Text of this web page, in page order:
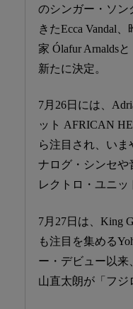
のシンガー・ソン
きたEcca Vandal
家 Ólafur Arnalds
新たに決定。
7月26日には、
ット AFRICAN
ら注目され、い
ナログ・シンセや
レクトロ・ユニッ
7月27日は、King
も注目を集める
ー・デビュー以
山直太朗が「フジ